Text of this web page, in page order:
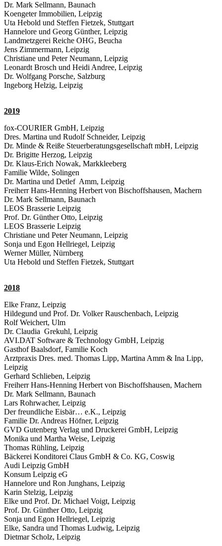
Dr. Mark Sellmann, Baunach
Koengeter Immobilien, Leipzig
Uta Hebold und Steffen Fietzek, Stuttgart
Hannelore und Georg Günther, Leipzig
Landmetzgerei Reiche OHG, Beucha
Jens Zimmermann, Leipzig
Christiane und Peter Neumann, Leipzig
Leonardt Brosch und Heidi Andree, Leipzig
Dr. Wolfgang Porsche, Salzburg
Ingeborg Helzig, Leipzig
2019
fox-COURIER GmbH, Leipzig
Dres. Martina und Rudolf Schneider, Leipzig
Dr. Minde & Reiße Steuerberatungsgesellschaft mbH, Leipzig
Dr. Brigitte Herzog, Leipzig
Dr. Klaus-Erich Nowak, Markkleeberg
Familie Wilde, Solingen
Dr. Martina und Detlef Amm, Leipzig
Freiherr Hans-Henning Herbert von Bischoffshausen, Machern
Dr. Mark Sellmann, Baunach
LEOS Brasserie Leipzig
Prof. Dr. Günther Otto, Leipzig
LEOS Brasserie Leipzig
Christiane und Peter Neumann, Leipzig
Sonja und Egon Hellriegel, Leipzig
Werner Müller, Nürnberg
Uta Hebold und Steffen Fietzek, Stuttgart
2018
Elke Franz, Leipzig
Hildegund und Prof. Dr. Volker Rauschenbach, Leipzig
Rolf Weichert, Ulm
Dr. Claudia Grekuhl, Leipzig
AVI.DAT Software & Technology GmbH, Leipzig
Gasthof Baalsdorf, Familie Koch
Arztpraxis Dres. med. Thomas Lipp, Martina Amm & Ina Lipp,
Leipzig
Gerhard Schlieben, Leipzig
Freiherr Hans-Henning Herbert von Bischoffshausen, Machern
Dr. Mark Sellmann, Baunach
Lars Rohrwacher, Leipzig
Der freundliche Eisbär… e.K., Leipzig
Familie Dr. Andreas Höfner, Leipzig
GVD Gutenberg Verlag und Druckerei GmbH, Leipzig
Monika und Martha Weise, Leipzig
Thomas Rühling, Leipzig
Bäckerei Konditorei Claus GmbH & Co. KG, Coswig
Audi Leipzig GmbH
Konsum Leipzig eG
Hannelore und Ron Junghans, Leipzig
Karin Stelzig, Leipzig
Elke und Prof. Dr. Michael Voigt, Leipzig
Prof. Dr. Günther Otto, Leipzig
Sonja und Egon Hellriegel, Leipzig
Elke, Sandra und Thomas Ludwig, Leipzig
Dietmar Scholz, Leipzig